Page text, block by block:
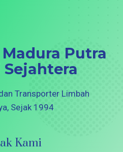
Putra
Transporter Limbah
Sejak 1994
Kami